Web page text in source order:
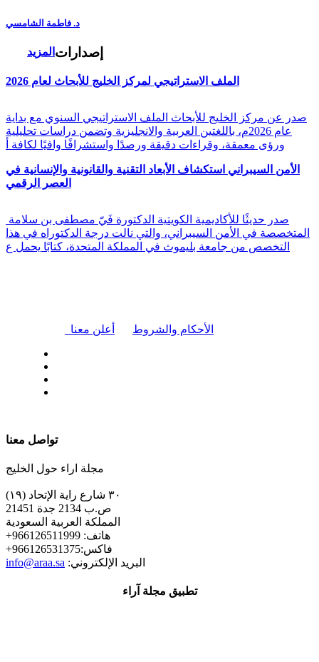
د. فاطمة الشامسي
المزيد إصدارات
الملف الاستراتيجي لمركز الخليج للأبحاث لعام 2026
صدر عن مركز الخليج للأبحاث الملف الاستراتيجي السنوي مع بداية
عام 2026م، باللغتين العربية والانجليزية وتضمن دراسات تحليلية
ورؤى معمقة، وقراءات دقيقة ورصدًا واستشرافًا وافيًا لكافة أ
الأمن السيبراني استكشاف الأبعاد التقنية والقانونية والإنسانية في
العصر الرقمي
المتخصصة في الأمن السيبراني، والتي نالت درجة الدكتوراه في هذا
التخصص من جامعة بليموث في المملكة المتحدة، كتابًا يحمل ع
أعلن معنا الأحكام والشروط
تواصل معنا
مجلة اراء حول الخليج
٣٠ شارع راية الإتحاد (١٩)
ص.ب 2134 جدة 21451
المملكة العربية السعودية
+هاتف: 966126511999
+فاكس:966126531375
info@araa.sa :البريد الإلكتروني
تطبيق مجلة آراء